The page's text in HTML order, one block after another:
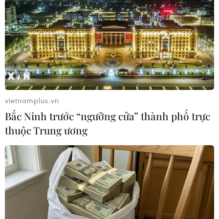
TIN LIÊN QUAN
vietnamplus.vn
Bắc Ninh trước “ngưỡng cửa” thành phố trực
thuộc Trung ương